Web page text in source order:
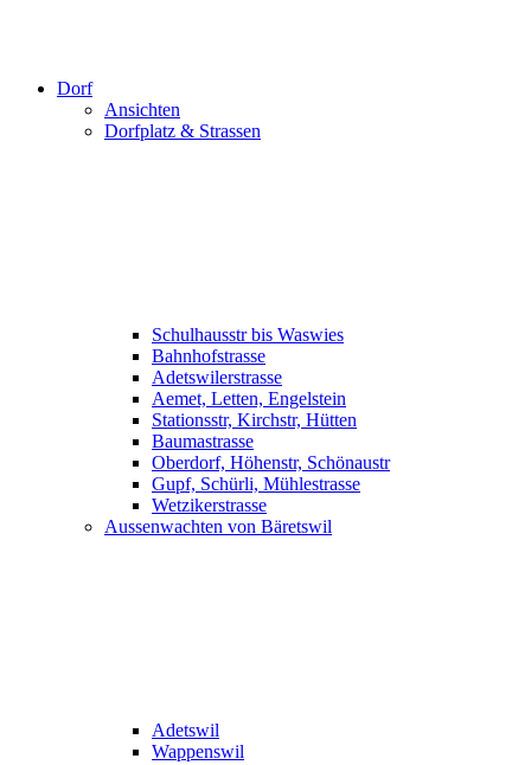
Dorf
Ansichten
Dorfplatz & Strassen
Schulhausstr bis Waswies
Bahnhofstrasse
Adetswilerstrasse
Aemet, Letten, Engelstein
Stationsstr, Kirchstr, Hütten
Baumastrasse
Oberdorf, Höhenstr, Schönaustr
Gupf, Schürli, Mühlestrasse
Wetzikerstrasse
Aussenwachten von Bäretswil
Adetswil
Wappenswil